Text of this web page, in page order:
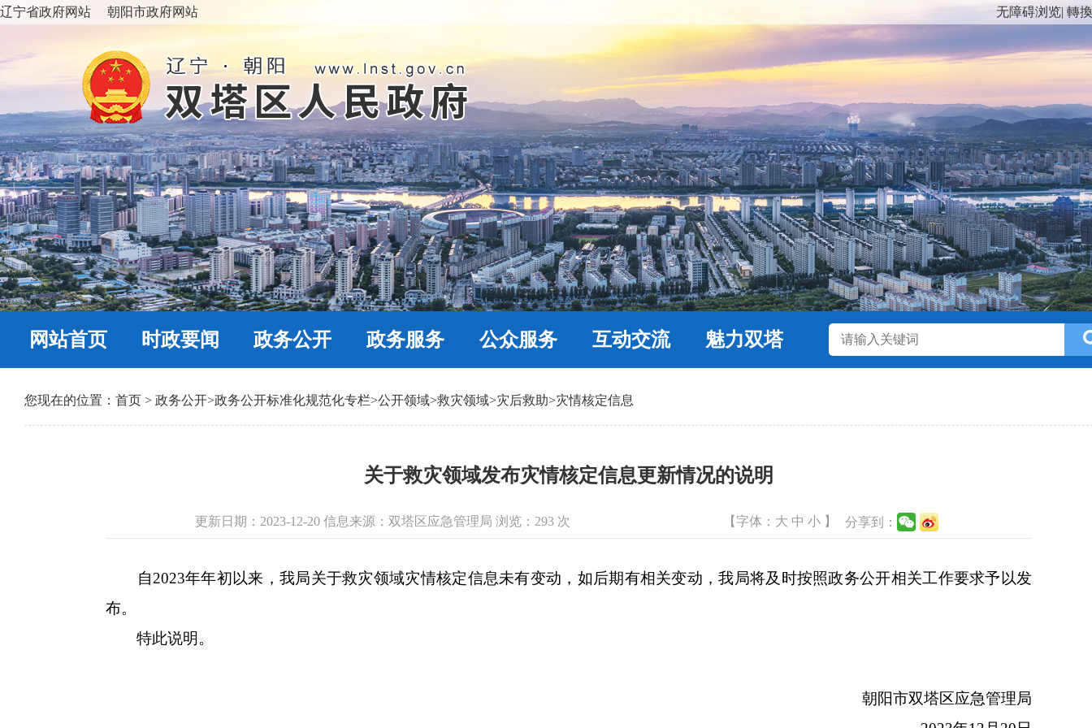
辽宁省政府网站 朝阳市政府网站 无障碍浏览| 轉
网站首页 时政要闻 政务公开 政务服务 公众服务 互动交流 魅力双塔
您现在的位置： 首页 > 政务公开>政务公开标准化规范化专栏>公开领域>救灾领域>灾后救助>灾情核定信息
关于救灾领域发布灾情核定信息更新情况的说明
更新日期：2023-12-20 信息来源：双塔区应急管理局 浏览： 293 次 【字体： 大 中 小 】 分享到：
自2023年年初以来，我局关于救灾领域灾情核定信息未有变动，如后期有相关变动，我局将及时按照政务公开相关工作要求予以发
布。
特此说明。
朝阳市双塔区应急管理局